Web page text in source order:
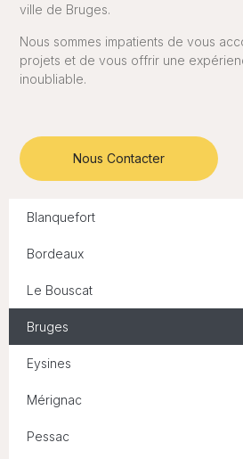
ville de Bruges.
Nous sommes impatients de vous
projets et de vous offrir une
inoubliable.
Nous Contacter
Blanquefort
Bordeaux
Le Bouscat
Bruges
Eysines
Mérignac
Pessac